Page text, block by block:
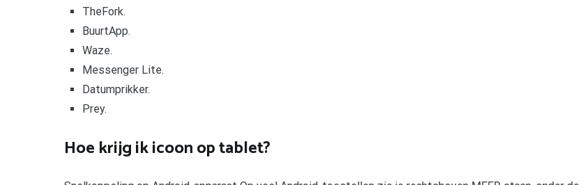
TheFork.
BuurtApp.
Waze.
Messenger Lite.
Datumprikker.
Prey.
Hoe krijg ik icoon op tablet?